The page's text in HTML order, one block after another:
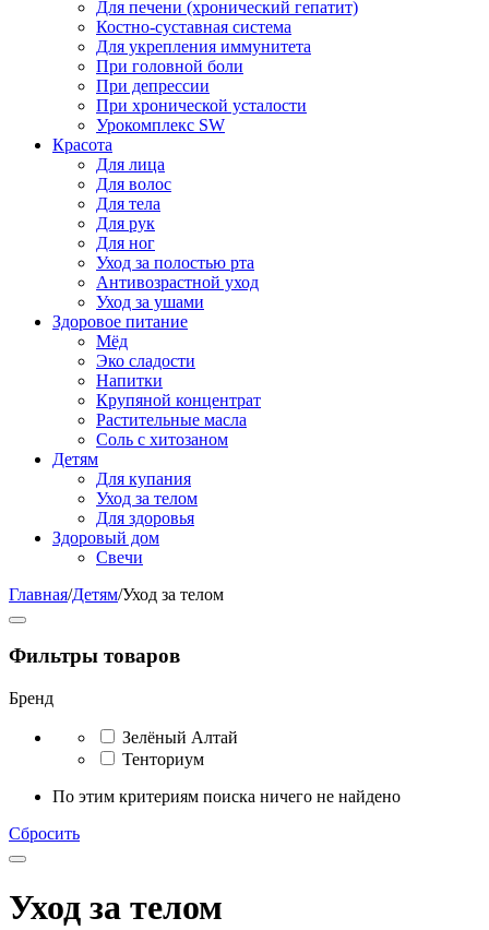
Для печени (хронический гепатит)
Костно-суставная система
Для укрепления иммунитета
При головной боли
При депрессии
При хронической усталости
Урокомплекс SW
Красота
Для лица
Для волос
Для тела
Для рук
Для ног
Уход за полостью рта
Антивозрастной уход
Уход за ушами
Здоровое питание
Мёд
Эко сладости
Напитки
Крупяной концентрат
Растительные масла
Соль с хитозаном
Детям
Для купания
Уход за телом
Для здоровья
Здоровый дом
Свечи
Главная/Детям/Уход за телом
Фильтры товаров
Бренд
Зелёный Алтай
Тенториум
По этим критериям поиска ничего не найдено
Сбросить
Уход за телом